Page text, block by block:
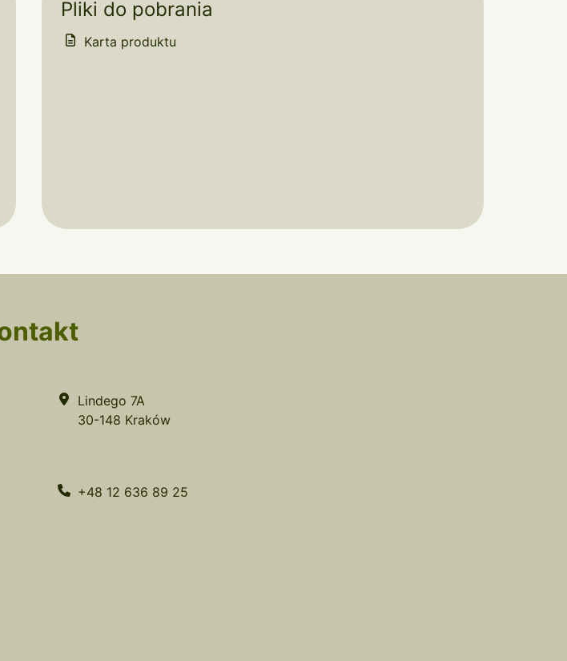
Pliki do pobrania
Karta produktu
Lindego 7A
30-148 Kraków
+48 12 636 89 25